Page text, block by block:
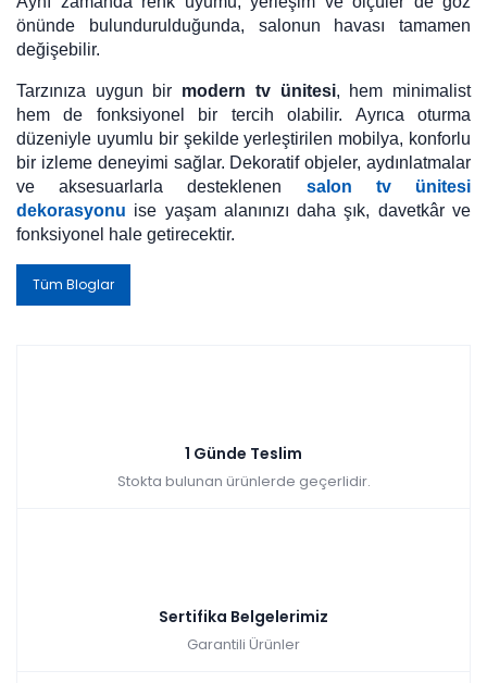
önünde bulundurulduğunda, salonun havası tamamen
değişebilir.
Tarzınıza uygun bir modern tv ünitesi, hem minimalist
hem de fonksiyonel bir tercih olabilir. Ayrıca oturma
düzeniyle uyumlu bir şekilde yerleştirilen mobilya, konforlu
bir izleme deneyimi sağlar. Dekoratif objeler, aydınlatmalar
ve aksesuarlarla desteklenen salon tv ünitesi
dekorasyonu ise yaşam alanınızı daha şık, davetkâr ve
fonksiyonel hale getirecektir.
Tüm Bloglar
1 Günde Teslim
Stokta bulunan ürünlerde geçerlidir.
Sertifika Belgelerimiz
Garantili Ürünler